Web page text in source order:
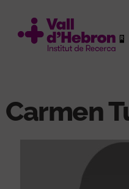
contenido
Carmen